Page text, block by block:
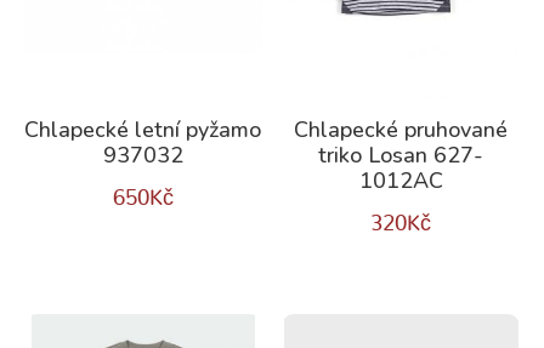
Chlapecké letní pyžamo
937032
650Kč
Chlapecké pruhované
triko Losan 627-
1012AC
320Kč